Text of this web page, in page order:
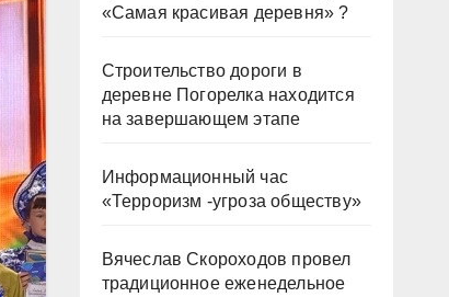
«Самая красивая деревня» ?
Строительство дороги в
деревне Погорелка находится
на завершающем этапе
Информационный час
«Терроризм -угроза обществу»
Вячеслав Скороходов провел
традиционное еженедельное